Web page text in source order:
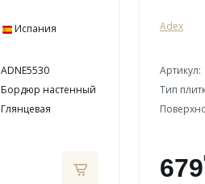
Испания
ADNE5530
Бордюр настенный
Глянцевая
Adex
Артикул:
Тип
679